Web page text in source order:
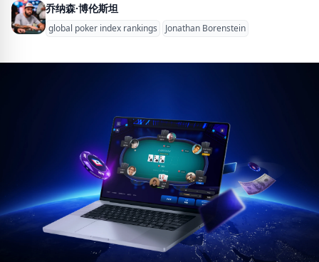
乔纳森·博伦斯坦
global poker index rankings Jonathan Borenstein